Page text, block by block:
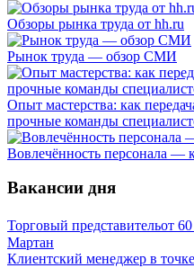
Обзоры рынка труда от hh.ru
Рынок труда — обзор СМИ
Опыт мастерства: как
прочные команды
Вовлечённость персонала —
Вакансии дня
Торговый представительот
Мартан
Клиентский менеджер в